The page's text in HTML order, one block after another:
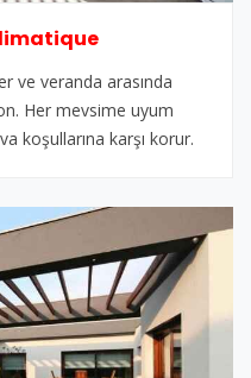
ve veranda arasında
Her mevsime uyum
koşullarına karşı korur.